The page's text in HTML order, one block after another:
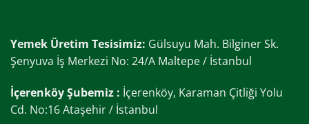
Yemek Üretim Tesisimiz: Gülsuyu Mah. Bilginer Sk.
Şenyuva İş Merkezi No: 24/A Maltepe / İstanbul
İçerenköy Şubemiz : İçerenköy, Karaman Çitliği Yolu
Cd. No:16 Ataşehir / İstanbul